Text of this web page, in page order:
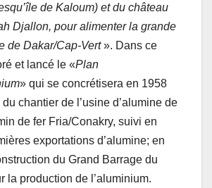
de Kaloum) et du château
Djallon, pour alimenter la grande
de Dakar/Cap-Vert». Dans ce
et lancé le «Plan
» qui se concrétisera en 1958
du chantier de l’usine d’alumine de
de fer Fria/Conakry, suivi en
exportations d’alumine; en
du Grand Barrage du
la production de l’aluminium.